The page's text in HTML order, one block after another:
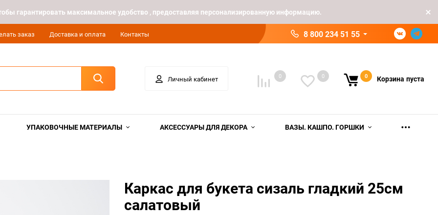
гарантировать максимальное удобство , предоставляя персонализированную информацию.
заказ Доставка и оплата Контакты 8 800 234 51 55
Личный кабинет 0 0 0 Корзина пуста
УПАКОВОЧНЫЕ МАТЕРИАЛЫ АКСЕССУАРЫ ДЛЯ ДЕКОРА ВАЗЫ. КАШПО. ГОРШКИ
Каркас для букета сизаль гладкий 25см
салатовый